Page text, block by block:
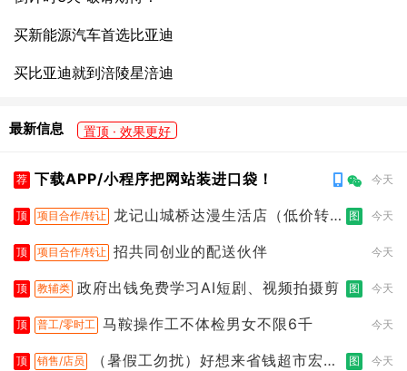
买新能源汽车首选比亚迪
买比亚迪就到涪陵星涪迪
最新信息 置顶 · 效果更好
荐 下载APP/小程序把网站装进口袋！ 今天
顶 项目合作/转让 龙记山城桥达漫生活店（低价转
图 今天
顶 项目合作/转让 招共同创业的配送伙伴 今天
顶 教辅类 政府出钱免费学习AI短剧、视频拍摄剪 图 今天
顶 普工/零时工 马鞍操作工不体检男女不限6千 今天
顶 销售/店员
（暑假工勿扰）好想来省钱超市宏声
图 今天